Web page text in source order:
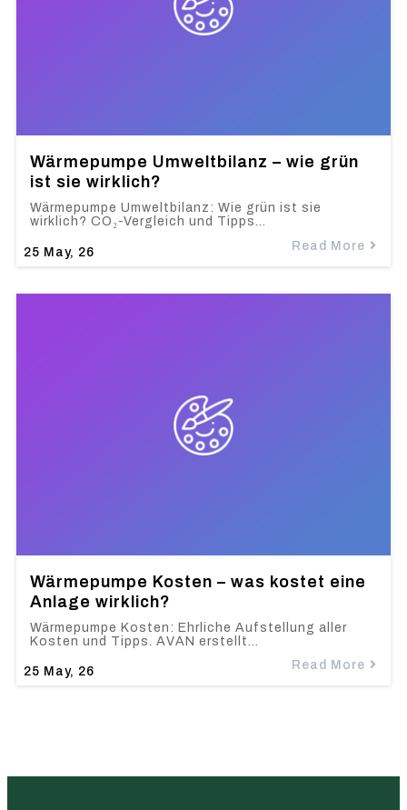
Wärmepumpe Umweltbilanz – wie grün
ist sie wirklich?
25 May, 26
Wärmepumpe Umweltbilanz: Wie grün ist sie
wirklich? CO₂-Vergleich und Tipps…
Read More
Wärmepumpe Kosten – was kostet eine
Anlage wirklich?
25 May, 26
Wärmepumpe Kosten: Ehrliche Aufstellung aller
Kosten und Tipps. AVAN erstellt…
Read More